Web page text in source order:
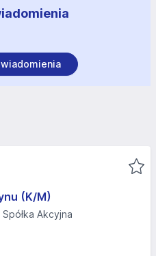
(K/M)
Akcyjna